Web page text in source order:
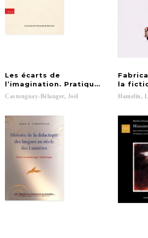
Les écarts de
l’imagination. Pratiques et
Castonguay-Bélanger, Joël
la
Hamelin,